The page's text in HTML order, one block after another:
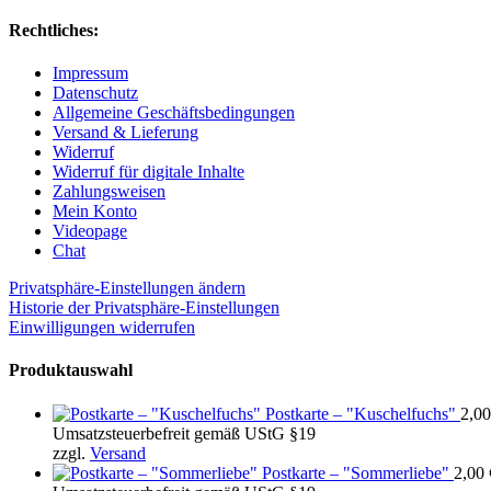
Rechtliches:
Impressum
Datenschutz
Allgemeine Geschäftsbedingungen
Versand & Lieferung
Widerruf
Widerruf für digitale Inhalte
Zahlungsweisen
Mein Konto
Videopage
Chat
Privatsphäre-Einstellungen ändern
Historie der Privatsphäre-Einstellungen
Einwilligungen widerrufen
Produktauswahl
Postkarte – "Kuschelfuchs" 2,00
Umsatzsteuerbefreit gemäß UStG §19
zzgl. Versand
Postkarte – "Sommerliebe" 2,00